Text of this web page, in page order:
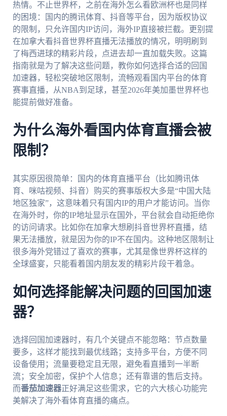
热情。不止世界杯，之前在海外怎么看欧洲杯也是同样
的困境：国内的腾讯体育、抖音等平台，因为版权协议
的限制，只允许国内IP访问，海外IP直接被拦截。更别提
在加拿大看抖音世界杯直播无法播放的情况，明明刷到
了梅西进球的精彩片段，点进去却一直加载失败。这篇
指南就是为了解决这些问题，教你如何选择合适的回国
加速器，轻松突破地区限制，流畅观看国内平台的体育
赛事直播，从NBA到足球，甚至2026年美加墨世界杯也
能提前做好准备。
为什么海外看国内体育直播会被
限制？
其实原因很简单：国内的体育直播平台（比如腾讯体
育、咪咕视频、抖音）购买的赛事版权大多是“中国大陆
地区独家”，这意味着只有国内IP的用户才能访问。当你
在海外时，你的IP地址显示在国外，平台就会自动拒绝你
的访问请求。比如你在加拿大想刷抖音世界杯直播，结
果无法播放，就是因为你的IP不在国内。这种地区限制让
很多海外党错过了喜欢的赛事，尤其是像世界杯这样的
全球盛宴，只能看着国内朋友发的精彩片段干着急。
如何选择能解决问题的回国加速
器？
选择回国加速器时，有几个关键点不能忽略：节点数量
要多，这样才能找到最优线路；支持多平台，方便不同
设备使用；流量要稳定且无限，避免看直播到一半断
流；安全加密，保护个人信息；还有靠谱的售后支持。
而番茄加速器正好满足这些需求，它的六大核心功能完
美解决了海外看体育直播的痛点。